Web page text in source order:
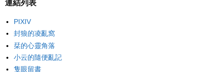
連結列表
PIXIV
封狼的凌亂窩
栞的心靈角落
小云的隨便亂記
隻眼留書